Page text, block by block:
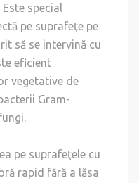
special
pe suprafeţe pe
să se intervină cu
eficient
vegetative de
Gram-
pe suprafeţele cu
rapid fără a lăsa